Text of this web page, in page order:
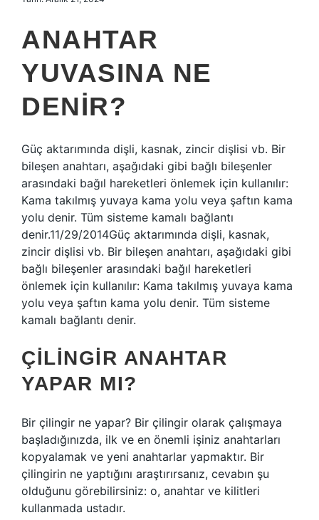
ANAHTAR
YUVASINA NE
DENIR?
Güç aktarımında dişli, kasnak, zincir dişlisi vb. Bir
bileşen anahtarı, aşağıdaki gibi bağlı bileşenler
arasındaki bağıl hareketleri önlemek için kullanılır:
Kama takılmış yuvaya kama yolu veya şaftın kama
yolu denir. Tüm sisteme kamalı bağlantı
denir.11/29/2014Güç aktarımında dişli, kasnak,
zincir dişlisi vb. Bir bileşen anahtarı, aşağıdaki gibi
bağlı bileşenler arasındaki bağıl hareketleri
önlemek için kullanılır: Kama takılmış yuvaya kama
yolu veya şaftın kama yolu denir. Tüm sisteme
kamalı bağlantı denir.
ÇILINGIR ANAHTAR
YAPAR MI?
Bir çilingir ne yapar? Bir çilingir olarak çalışmaya
başladığınızda, ilk ve en önemli işiniz anahtarları
kopyalamak ve yeni anahtarlar yapmaktır. Bir
çilingirin ne yaptığını araştırırsanız, cevabın şu
olduğunu görebilirsiniz: o, anahtar ve kilitleri
kullanmada ustadır.